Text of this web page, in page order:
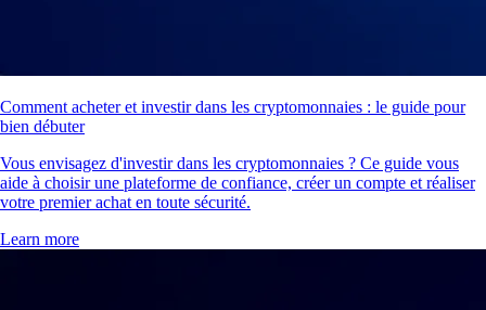
Comment acheter et investir dans les cryptomonnaies : le guide pour
bien débuter
Vous envisagez d'investir dans les cryptomonnaies ? Ce guide vous
aide à choisir une plateforme de confiance, créer un compte et réaliser
votre premier achat en toute sécurité.
Learn more